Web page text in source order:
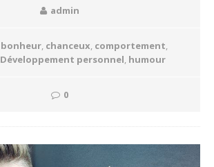
admin
bonheur chanceux comportement
Développement personnel humour
0